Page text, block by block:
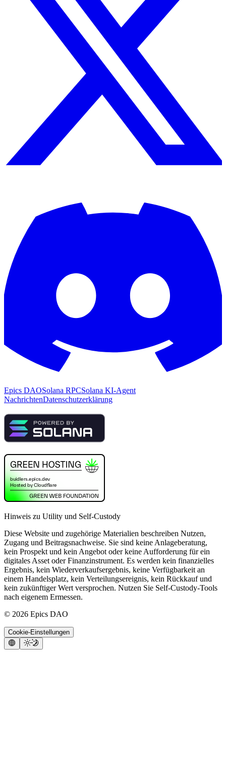
Epics DAOSolana RPCSolana KI-Agent
NachrichtenDatenschutzerklärung
Hinweis zu Utility und Self-Custody
Diese Website und zugehörige Materialien beschreiben Nutzen,
Zugang und Beitragsnachweise. Sie sind keine Anlageberatung,
kein Prospekt und kein Angebot oder keine Aufforderung für ein
digitales Asset oder Finanzinstrument. Es werden kein finanzielles
Ergebnis, kein Wiederverkaufsergebnis, keine Verfügbarkeit an
einem Handelsplatz, kein Verteilungsereignis, kein Rückkauf und
kein zukünftiger Wert versprochen. Nutzen Sie Self-Custody-Tools
nach eigenem Ermessen.
© 2026 Epics DAO
Cookie-Einstellungen